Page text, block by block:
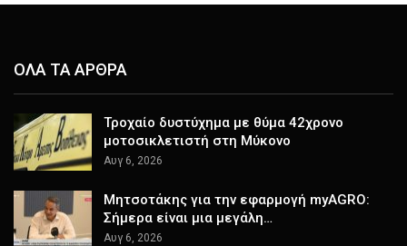
ΟΛΑ ΤΑ ΑΡΘΡΑ
Τροχαίο δυστύχημα με θύμα 42χρονο
μοτοσικλετιστή στη Μύκονο
Αυγ 6, 2026
Μητσοτάκης για την εφαρμογή myAGRO:
Σήμερα είναι μια μεγάλη…
Αυγ 6, 2026